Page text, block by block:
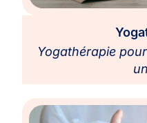
Yogathérapie